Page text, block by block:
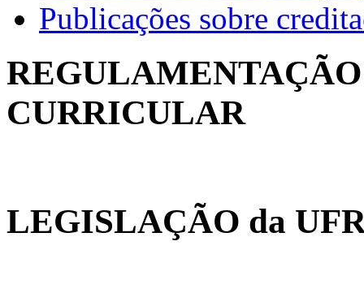
Publicações sobre
CURRICULAR
LEGISLAÇÃO da